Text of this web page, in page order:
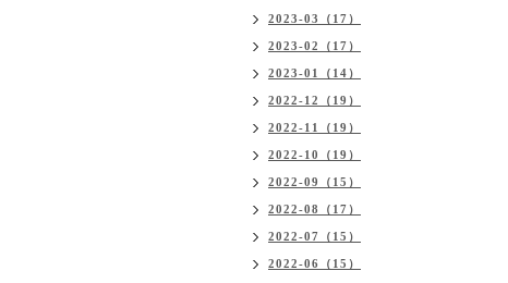
2023-03（17）
2023-02（17）
2023-01（14）
2022-12（19）
2022-11（19）
2022-10（19）
2022-09（15）
2022-08（17）
2022-07（15）
2022-06（15）